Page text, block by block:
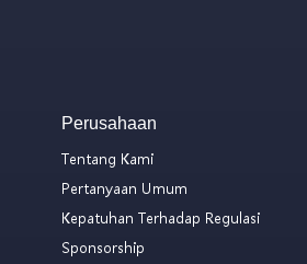
Perusahaan
Tentang Kami
Pertanyaan Umum
Kepatuhan Terhadap Regulasi
Sponsorship